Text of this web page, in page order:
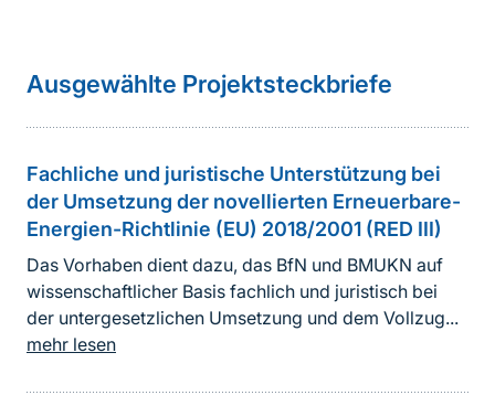
weiterführender
Ausgewählte Projektsteckbriefe
Fachliche und juristische Unterstützung bei
der Umsetzung der novellierten Erneuerbare-
Energien-Richtlinie (EU) 2018/2001 (RED III)
Das Vorhaben dient dazu, das BfN und BMUKN auf
wissenschaftlicher Basis fachlich und juristisch bei
der untergesetzlichen Umsetzung und dem Vollzug...
mehr lesen